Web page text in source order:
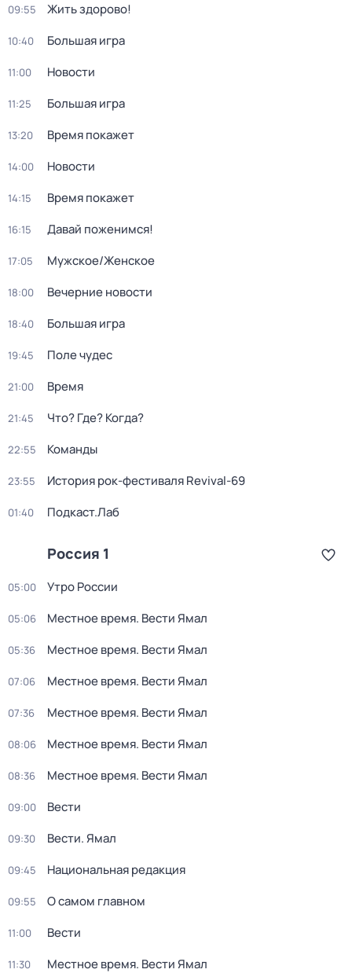
09:55 Жить здорово!
10:40 Большая игра
11:00 Новости
11:25 Большая игра
13:20 Время покажет
14:00 Новости
14:15 Время покажет
16:15 Давай поженимся!
17:05 Мужское/Женское
18:00 Вечерние новости
18:40 Большая игра
19:45 Поле чудес
21:00 Время
21:45 Что? Где? Когда?
22:55 Команды
23:55 История рок-фестиваля Revival-69
01:40 Подкаст.Лаб
Россия 1
05:00 Утро России
05:06 Местное время. Вести Ямал
05:36 Местное время. Вести Ямал
07:06 Местное время. Вести Ямал
07:36 Местное время. Вести Ямал
08:06 Местное время. Вести Ямал
08:36 Местное время. Вести Ямал
09:00 Вести
09:30 Вести. Ямал
09:45 Национальная редакция
09:55 О самом главном
11:00 Вести
11:30 Местное время. Вести Ямал